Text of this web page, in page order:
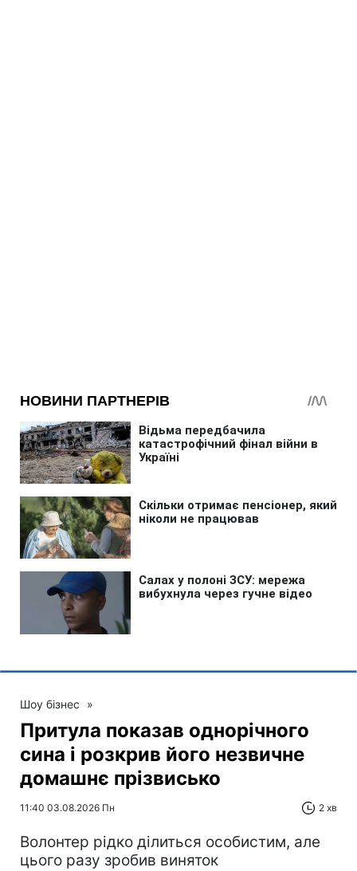
Шоу бізнес »
Притула показав однорічного
сина і розкрив його незвичне
домашнє прізвисько
11:40 03.08.2026 Пн 2 хв
Волонтер рідко ділиться особистим, але
цього разу зробив виняток